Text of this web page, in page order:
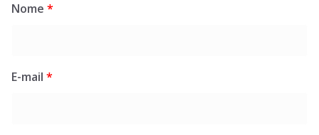
Nome *
E-mail *